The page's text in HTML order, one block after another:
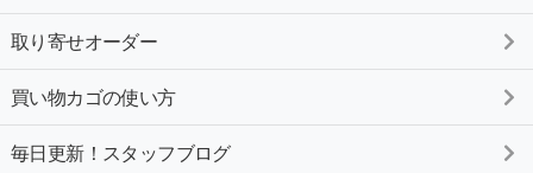
取り寄せオーダー
買い物カゴの使い方
毎日更新！スタッフブログ